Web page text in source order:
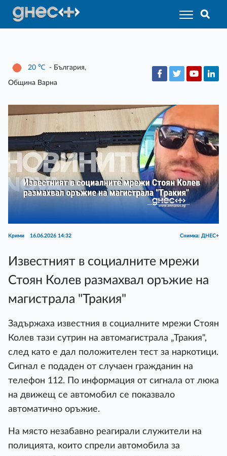
20 ℃ - България,
Община Варна
Крими 16.06.2026 14:32 Снимка: ДНЕС+
Известният в социалните мрежи
Стоян Колев размахвал оръжие на
магистрала "Тракия"
Задържаха известния в социалните мрежи Стоян
Колев тази сутрин на автомагистрала „Тракия",
след като е дал положителен тест за наркотици.
Сигнал е подаден от случаен гражданин на
телефон 112. По информация от сигнала от люка
на движещ се автомобил се показвало
автоматично оръжие.
На място незабавно реагирали служители на
полицията, които спрели автомобила за